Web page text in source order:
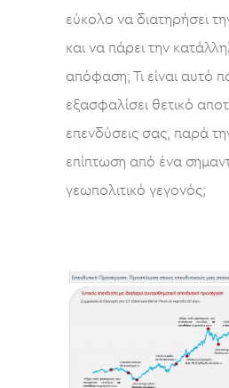
εύκολο να διατηρήσει
και να πάρει την
απόφαση; Τι είναι αυτό
εξασφαλίσει θετικό
επενδύσεις σας, παρά
επίπτωση από ένα
γεωπολιτικό γεγονός;